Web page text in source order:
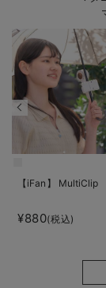
【iFan】 MultiClip
¥880(税込)